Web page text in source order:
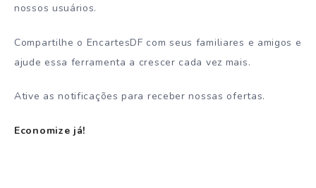
nossos usuários.
Compartilhe o EncartesDF com seus familiares e amigos e
ajude essa ferramenta a crescer cada vez mais.
Ative as notificações para receber nossas ofertas.
Economize já!